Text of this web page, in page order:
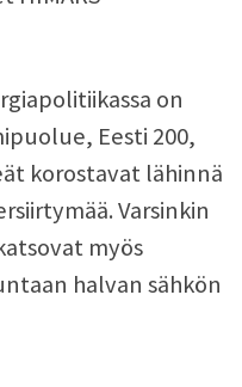
on
Eesti 200,
korostavat lähinnä
Varsinkin
myös
halvan sähkön